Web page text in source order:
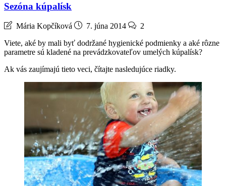
Sezóna kúpalísk
Mária Kopčíková 7. júna 2014
2
Viete, aké by mali byť dodržané hygienické podmienky a aké rôzne
parametre sú kladené na prevádzkovateľov umelých kúpalísk?
Ak vás zaujímajú tieto veci, čítajte nasledujúce riadky.